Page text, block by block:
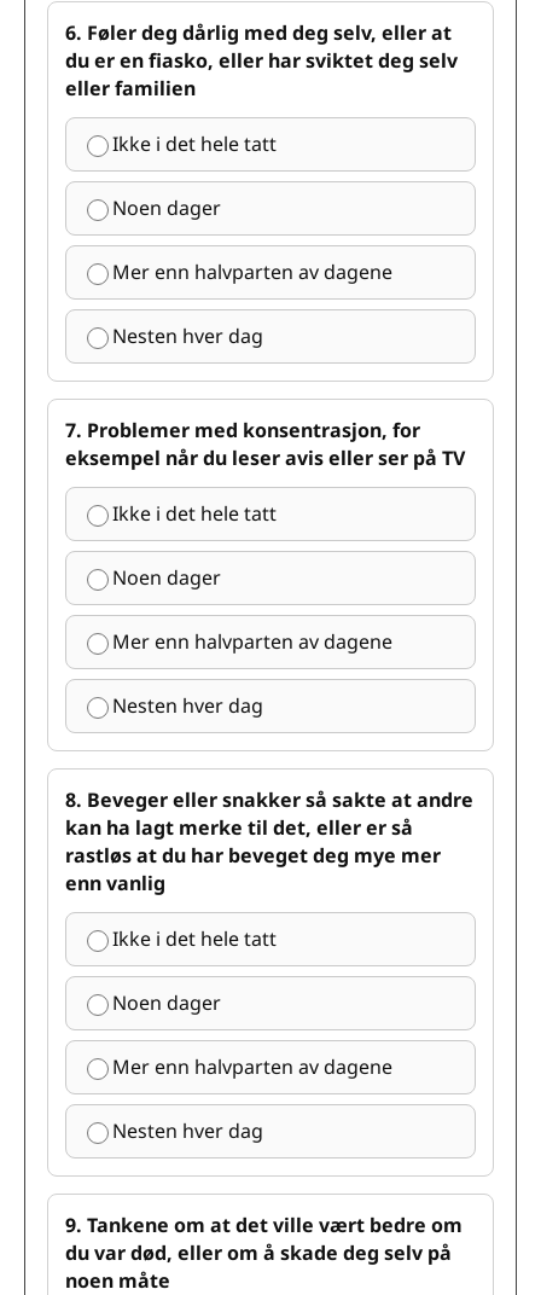
6. Føler deg dårlig med deg selv, eller at
du er en fiasko, eller har sviktet deg selv
eller familien
Ikke i det hele tatt
Noen dager
Mer enn halvparten av dagene
Nesten hver dag
7. Problemer med konsentrasjon, for
eksempel når du leser avis eller ser på TV
Ikke i det hele tatt
Noen dager
Mer enn halvparten av dagene
Nesten hver dag
8. Beveger eller snakker så sakte at andre
kan ha lagt merke til det, eller er så
rastløs at du har beveget deg mye mer
enn vanlig
Ikke i det hele tatt
Noen dager
Mer enn halvparten av dagene
Nesten hver dag
9. Tankene om at det ville vært bedre om
du var død, eller om å skade deg selv på
noen måte